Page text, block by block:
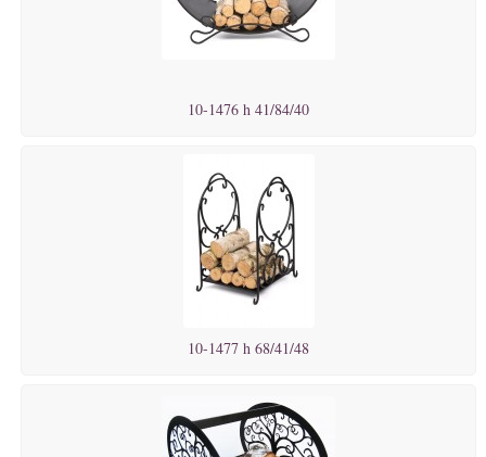
10-1476 h 41/84/40
10-1477 h 68/41/48